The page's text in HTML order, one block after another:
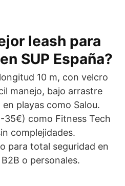
leash para
SUP España?
10 m, con velcro
manejo, bajo arrastre
playas como Salou.
35€) como Fitness Tech
complejidades.
para total seguridad en
o personales.